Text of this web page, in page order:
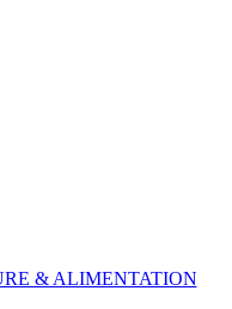
& ALIMENTATION